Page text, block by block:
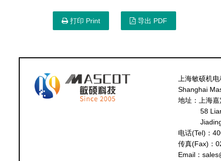
打印 Print 导出 PDF
上海敏硕机
Shanghai
地址：上海
58
电话(Tel)：
传真(Fax)：
Email：